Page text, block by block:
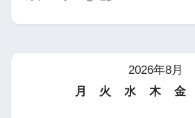
2026年8月
月
火 水 木 金